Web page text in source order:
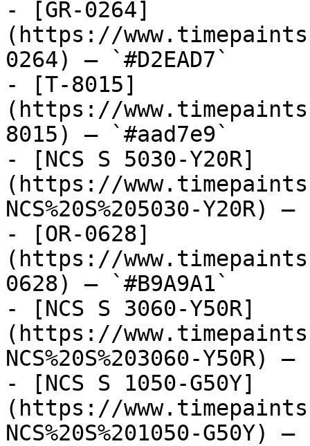
- [GR-0264]
(https://
0264) — `#D2EAD7`
- [T-8015]
(https://
8015) — `#aad7e9`
- [NCS S 5030-Y20R]
(https://
NCS%20S%205030-Y20R)
- [OR-0628]
(https://
0628) — `#B9A9A1`
- [NCS S 3060-Y50R]
(https://
NCS%20S%203060-Y50R)
- [NCS S 1050-G50Y]
(https://
NCS%20S%201050-G50Y)